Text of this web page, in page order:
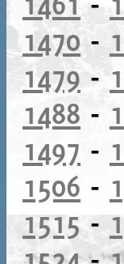
1470-
1479-
1488 -
1497 -
1506 -
1515-